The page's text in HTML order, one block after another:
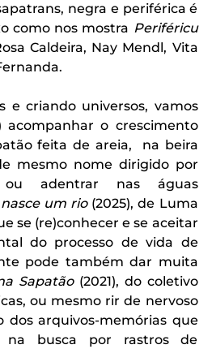
negra e periférica é
como nos mostra
Periféricu
Caldeira, Nay Mendl, Vita
e criando universos, vamos
acompanhar o crescimento
feita de areia,  na beira
mesmo nome dirigido por
ou adentrar nas águas
um rio (2025), de Luma
se (re)conhecer e se aceitar
do processo de vida de
pode também dar muita
Sapatão (2021), do coletivo
ou mesmo rir de nervoso
dos arquivos-memórias que
na busca por rastros de